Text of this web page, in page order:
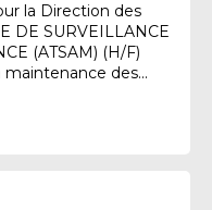
la Direction des
DE SURVEILLANCE
(ATSAM) (H/F)
des...